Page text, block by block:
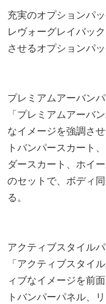
充実のオプションパ
レヴォーグレイバッ
させるオプションパ
プレミアムアーバン
「プレミアムアーバ
なイメージを強調さ
トバンパースカート
ダースカート、ホイ
のセットで、ボディ
る。
アクティブスタイル
「アクティブスタイ
ィブなイメージを前
トバンパーパネル、